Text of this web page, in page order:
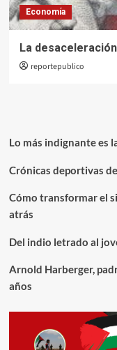
Economía
La
reportepublico
Lo más indignante es
Crónicas deportivas
Cómo transformar el
atrás
Del indio letrado al
Arnold Harberger,
años